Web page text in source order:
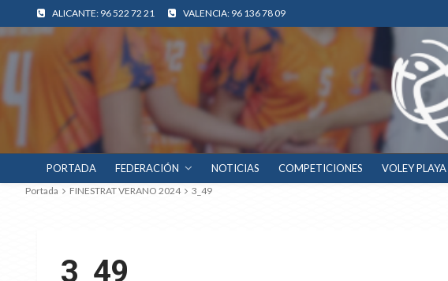
ALICANTE: 96 522 72 21 VALENCIA: 96 136 78 09
PORTADA FEDERACIÓN NOTICIAS COMPETICIONES VOLEY PLAYA
Portada FINESTRAT VERANO 2024 3_49
3_49